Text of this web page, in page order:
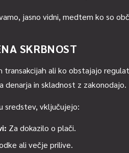
jasno vidni, medtem ko so
SKRBNOST
ali ko obstajajo
denarja in skladnost z zakonodajo.
sredstev, vključujejo:
Za dokazilo o plači.
ali večje prilive.